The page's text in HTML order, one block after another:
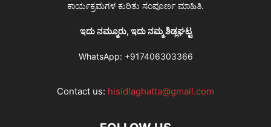
ಕಾರ್ಯಕ್ರಮಗಳ ಕುರಿತು ಸಂಪೂರ್ಣ ಮಾಹಿತಿ.
ಇದು ನಮ್ಮೂರು, ಇದು ನಮ್ಮ ಶಿಡ್ಲಘಟ್ಟ
WhatsApp: +917406303366
Contact us: hisidlaghatta@gmail.com